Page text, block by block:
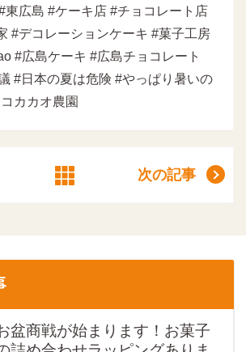
東広島 #ケーキ店 #チョコレート店
#デコレーションケーキ #菓子工房
#広島ケーキ #広島チョコレート
#日本の夏は危険 #やっぱり暑いの
カカオ農園
次の記事
盆商戦が始まります！お菓子